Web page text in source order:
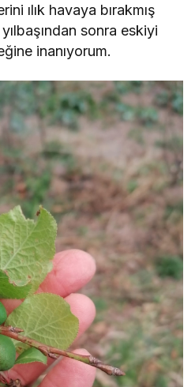
ılık havaya bırakmış
sonra eskiyi
inanıyorum.